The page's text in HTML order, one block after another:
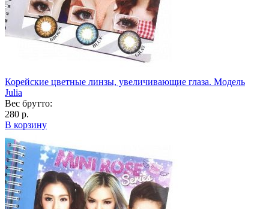
Корейские цветные линзы, увеличивающие глаза. Модель
Julia
Вес брутто:
280 р.
В корзину